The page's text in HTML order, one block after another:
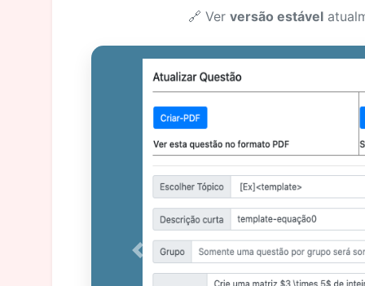
🔗 Ver versão estável
Previous